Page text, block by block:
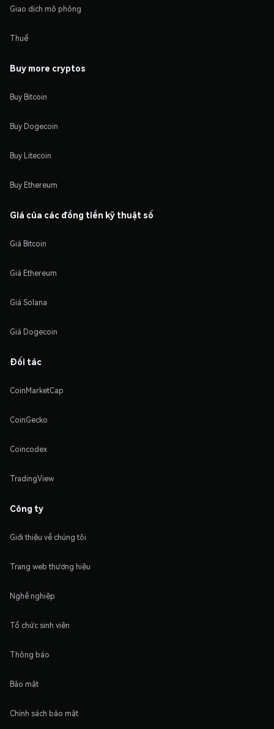
Giao dịch mô phỏng
Thuế
Buy more cryptos
Buy Bitcoin
Buy Dogecoin
Buy Litecoin
Buy Ethereum
Giá của các đồng tiền kỹ thuật số
Giá Bitcoin
Giá Ethereum
Giá Solana
Giá Dogecoin
Đối tác
CoinMarketCap
CoinGecko
Coincodex
TradingView
Công ty
Giới thiệu về chúng tôi
Trang web thương hiệu
Nghề nghiệp
Tổ chức sinh viên
Thông báo
Bảo mật
Chính sách bảo mật